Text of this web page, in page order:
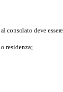
consolato deve
residenza;